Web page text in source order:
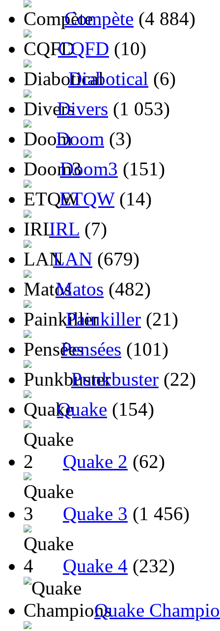
Compète (4 884)
CQFD (10)
Diabotical (6)
Divers (1 053)
Doom (3)
Doom3 (151)
ETQW(14)
IRL (7)
LAN (679)
Matos (482)
Painkiller (21)
Pensées (101)
Punkbuster (22)
Quake (154)
Quake 2 (62)
Quake 3 (1 456)
Quake 4 (232)
Quake